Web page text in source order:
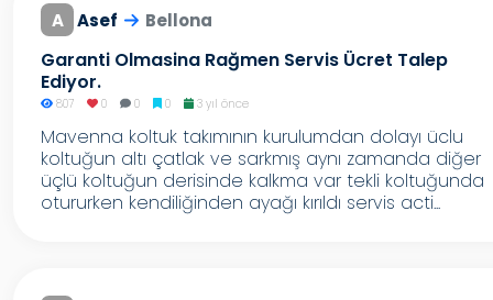
A Asef Bellona
Garanti Olmasina Rağmen Servis Ücret Talep
Ediyor.
807 0 0 0 3 yıl önce
Mavenna koltuk takımının kurulumdan dolayı üclu
koltuğun altı çatlak ve sarkmış aynı zamanda diğer
üçlü koltuğun derisinde kalkma var tekli koltuğunda
otururken kendiliğinden ayağı kırıldı servis acti...